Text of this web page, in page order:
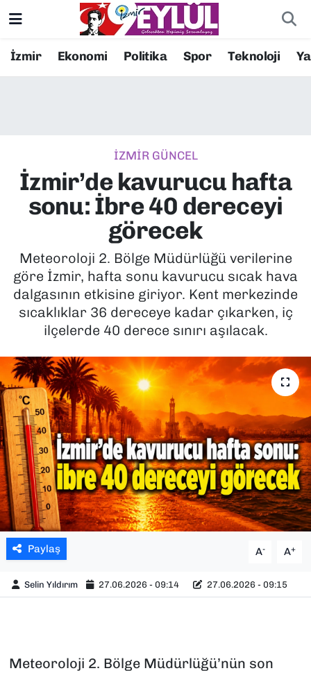
İzmir Ekonomi Politika Spor Teknoloji
İZMİR GÜNCEL
İzmir’de kavurucu hafta
sonu: İbre 40 dereceyi
görecek
Meteoroloji 2. Bölge Müdürlüğü verilerine
göre İzmir, hafta sonu kavurucu sıcak hava
dalgasının etkisine giriyor. Kent merkezinde
sıcaklıklar 36 dereceye kadar çıkarken, iç
ilçelerde 40 derece sınırı aşılacak.
Paylaş A- A+
Selin Yıldırım 27.06.2026 - 09:14 27.06.2026 - 09:15
Meteoroloji 2. Bölge Müdürlüğü’nün son
Resmi İlanlar
EKONOMİ
KÜLTÜR SANAT
MAGAZİN
POLİTİKA
SAĞLIK
SPOR
TEKNOLOJİ
YAŞAM
YEREL YÖNETİMLER
Konak Nöbetçi Eczaneler
Süper Lig Puan Durumu ve Fikstür
Tüm Manşetler
Son Dakika Haberleri
Haber Arşivi